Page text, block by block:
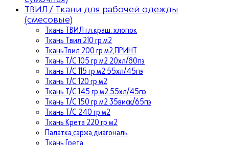
ТВИЛ / Ткани для рабочей одежды
(смесовые)
Ткань ТВИЛ гл.краш. хлопок
Ткань Твил 210 гр м2
ТканьТвил 200 гр м2,ПРИНТ
Ткань Т/C 105 гр м2 20хл/80пэ
Ткань Т/C 115 гр м2 55хл/45пэ
Ткань Т/C 120 гр м2
Ткань Т/C 145 гр м2 55хл/45пэ
Ткань Т/C 150 гр м2 35виск/65пэ
Ткань Т/C 240 гр м2
Ткань Крета 220 гр м2
Палатка,саржа,диагональ
Ткань Грета